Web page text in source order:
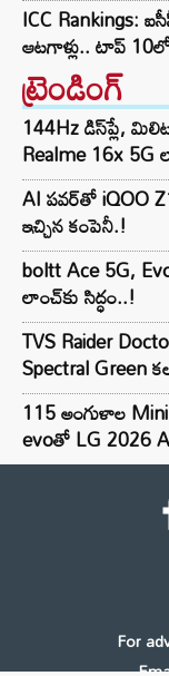
ICC Rankings:
ఆటగాళ్లు.. టాప్
ట్రెండింగ్‌
144Hz డిస్‌ప్లే,
Realme 16x 5G
AI పవర్‌తో iQOO
ఇచ్చిన కంపెనీ.!
boltt Ace 5G,
లాంచ్‌కు సిద్ధం..!
TVS Raider
Spectral Green
115 అంగుళాల
evoతో LG 2026
For